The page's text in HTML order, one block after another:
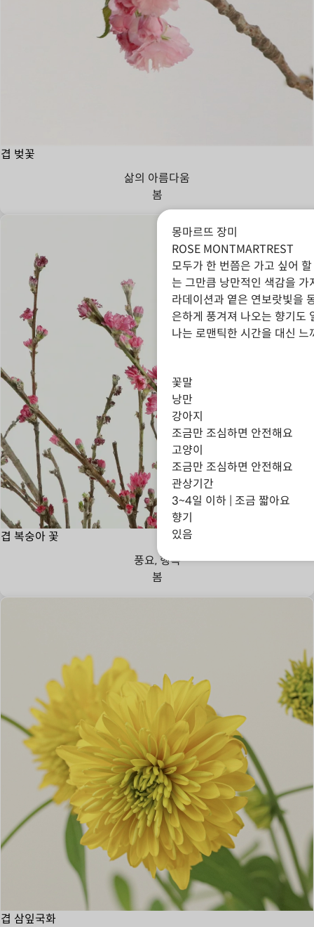
겹 벚꽃
삶의 아름다움
봄
겹 복숭아 꽃
풍요, 행복
봄
겹 삼잎국화
몽마르뜨 장미
ROSE MONTMARTREST
모두가 한 번쯤은 가고 싶어
는 그만큼 낭만적인 색감을
라데이션과 옅은 연보랏빛을
은하게 풍겨져 나오는 향기도
나는 로맨틱한 시간을 대신 느
꽃말
낭만
강아지
조금만 조심하면 안전해요
고양이
조금만 조심하면 안전해요
관상기간
3~4일 이하 | 조금 짧아요
향기
있음